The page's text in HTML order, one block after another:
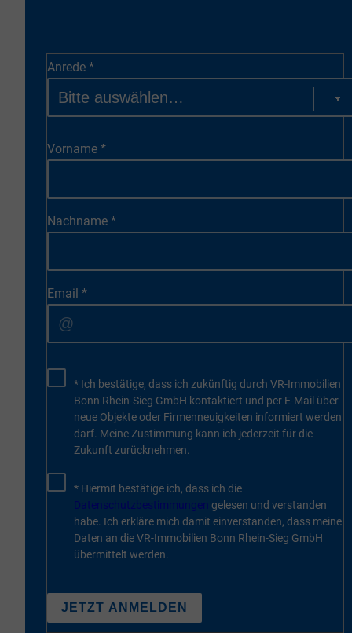
Anrede *
Vorname *
Nachname *
Email *
* Ich bestätige, dass ich zukünftig durch VR-Immobilien
Bonn Rhein-Sieg GmbH kontaktiert und per E-Mail über
neue Objekte oder Firmenneuigkeiten informiert werden
darf. Meine Zustimmung kann ich jederzeit für die
Zukunft zurücknehmen.
* Hiermit bestätige ich, dass ich die
Datenschutzbestimmungen gelesen und verstanden
habe. Ich erkläre mich damit einverstanden, dass meine
Daten an die VR-Immobilien Bonn Rhein-Sieg GmbH
übermittelt werden.
JETZT ANMELDEN